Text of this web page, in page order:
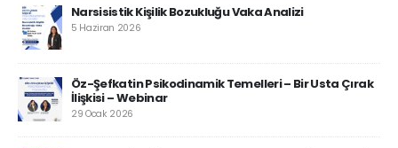
Narsisistik Kişilik Bozukluğu Vaka Analizi
5 Haziran 2026
Öz-Şefkatin Psikodinamik Temelleri – Bir Usta Çırak
İlişkisi – Webinar
29 Ocak 2026